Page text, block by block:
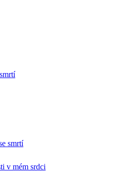
smrtí
v mém srdci